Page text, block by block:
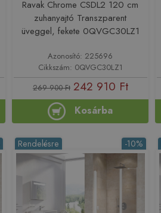
Ravak Chrome CSDL2 120 cm
zuhanyajtó Transzparent
üveggel, fekete 0QVGC30LZ1
Azonosító: 225696
Cikkszám: 0QVGC30LZ1
269 900 Ft 242 910 Ft
Kosárba
-10%
Rendelésre